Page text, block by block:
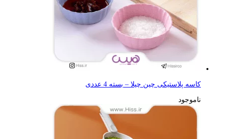
کاسه پلاستیکی چین چیلا – بسته 4 عددی
ناموجود